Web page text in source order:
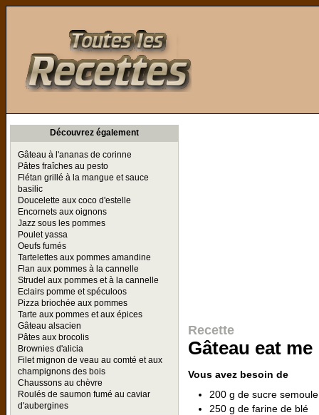
Découvrez également
Gâteau à l'ananas de corinne
Pâtes fraîches au pesto
Flétan grillé à la mangue et sauce
basilic
Doucelette aux coco d'estelle
Encornets aux oignons
Jazz sous les pommes
Poulet yassa
Oeufs fumés
Tartelettes aux pommes amandine
Flan aux pommes à la cannelle
Strudel aux pommes et à la cannelle
Eclairs pomme et spéculoos
Pizza briochée aux pommes
Tarte aux pommes et aux épices
Gâteau alsacien
Pâtes aux brocolis
Brownies d'alicia
Filet mignon de veau au comté et aux
champignons des bois
Chaussons au chèvre
Roulés de saumon fumé au caviar
d'aubergines
Recette
Gâteau eat me
Vous avez besoin de
200 g de sucre semoule
250 g de farine de blé